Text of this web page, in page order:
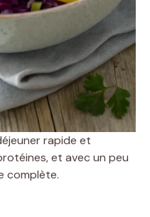
rapide et
et avec un peu
complète.